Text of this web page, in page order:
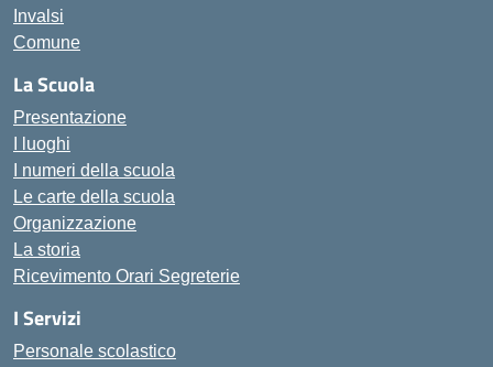
Invalsi
Comune
La Scuola
Presentazione
I luoghi
I numeri della scuola
Le carte della scuola
Organizzazione
La storia
Ricevimento Orari Segreterie
I Servizi
Personale scolastico